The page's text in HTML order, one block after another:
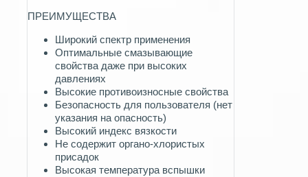
ПРЕИМУЩЕСТВА
Широкий спектр применения
Оптимальные смазывающие
свойства даже при высоких
давлениях
Высокие противоизносные свойства
Безопасность для пользователя (нет
указания на опасность)
Высокий индекс вязкости
Не содержит органо-хлористых
присадок
Высокая температура вспышки